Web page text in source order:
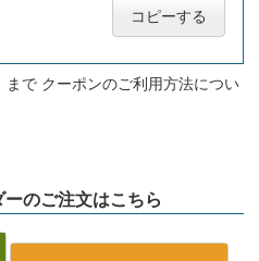
コピーする
で クーポンのご利用方法につい
ーのご注文はこちら